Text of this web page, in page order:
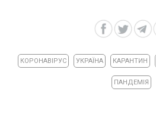
КОРОНАВІРУС УКРАЇНА КАРАНТИН
ПАНДЕМІЯ